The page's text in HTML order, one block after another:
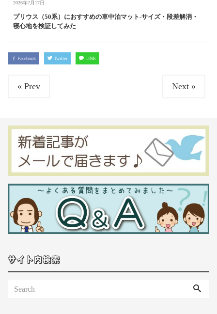
2026年7月17日
プリウス（50系）におすすめの車中泊マット-サイズ・段差解消・
寝心地を検証してみた
Facebook Twitter LINE
« Prev Next »
サイト内検索